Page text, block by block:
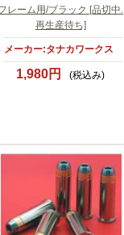
レーム用/ブラック [品切中.
再生産待ち]
メーカー:タナカワークス
1,980円 (税込み)